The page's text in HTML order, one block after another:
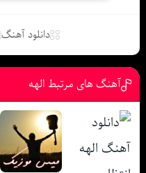
دانلود آهنگ
آهنگ های مرتبط الهه